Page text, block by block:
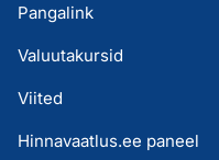
Pangalink
Valuutakursid
Viited
Hinnavaatlus.ee paneel